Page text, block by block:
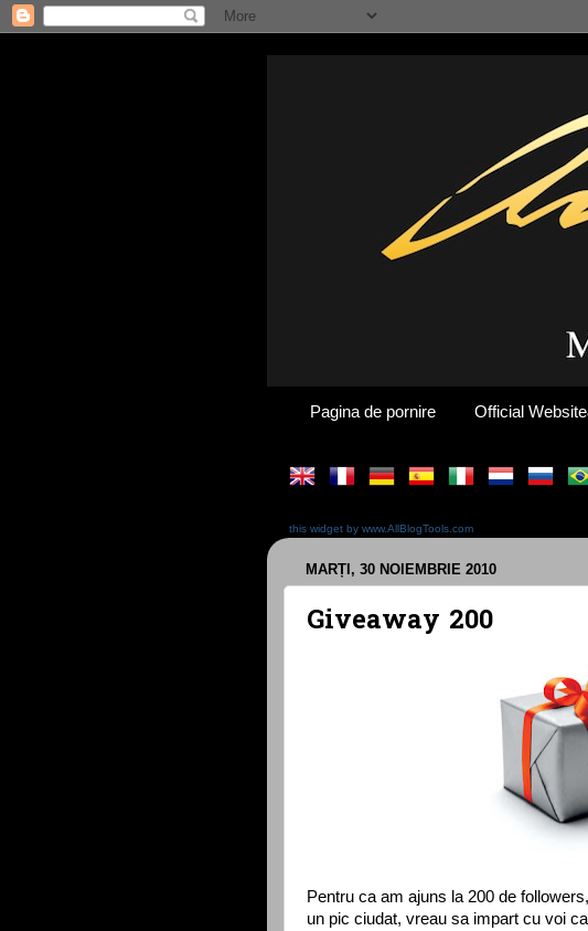
Pagina de pornire Official
this widget by www.AllBlogTools.com
MARȚI, 30 NOIEMBRIE 2010
Giveaway 200
Pentru ca am ajuns la 200 de
un pic ciudat, vreau sa impart cu voi